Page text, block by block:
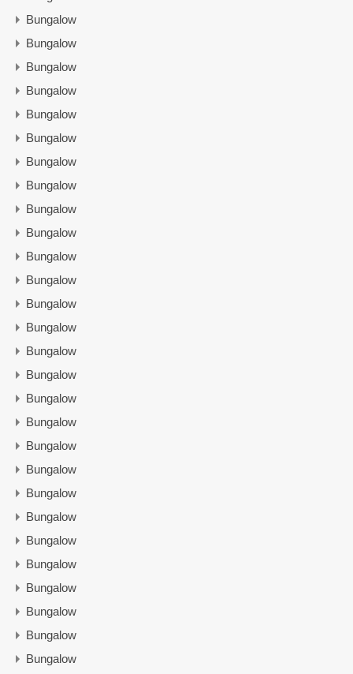
Bungalow
Bungalow
Bungalow
Bungalow
Bungalow
Bungalow
Bungalow
Bungalow
Bungalow
Bungalow
Bungalow
Bungalow
Bungalow
Bungalow
Bungalow
Bungalow
Bungalow
Bungalow
Bungalow
Bungalow
Bungalow
Bungalow
Bungalow
Bungalow
Bungalow
Bungalow
Bungalow
Bungalow